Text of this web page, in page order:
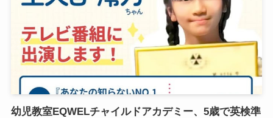
幼児教室EQWELチャイルドアカデミー、5歳で英検準